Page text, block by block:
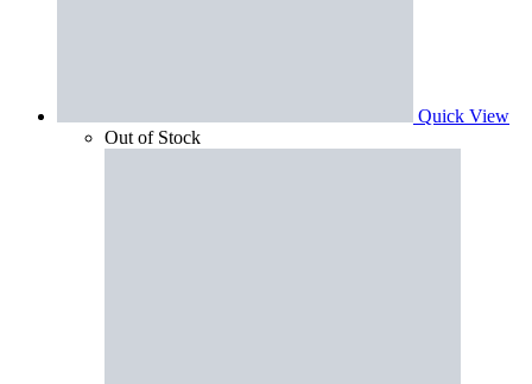
Quick View
Out of Stock